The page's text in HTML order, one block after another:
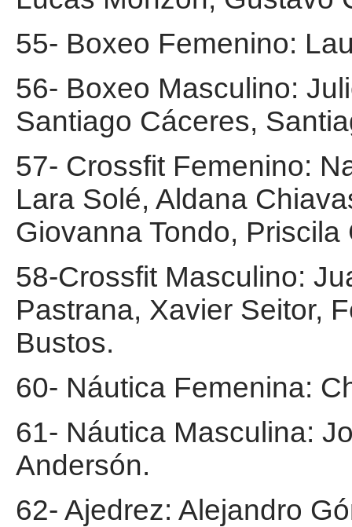
55- Boxeo Femenino:
56- Boxeo Masculino:
Santiago Cáceres,
57- Crossfit Femenino:
Lara Solé, Aldana
Giovanna Tondo,
58-Crossfit Masculino:
Pastrana, Xavier Seitor,
Bustos.
60- Náutica Femenina:
61- Náutica Masculina:
Andersón.
62- Ajedrez: Alejandro